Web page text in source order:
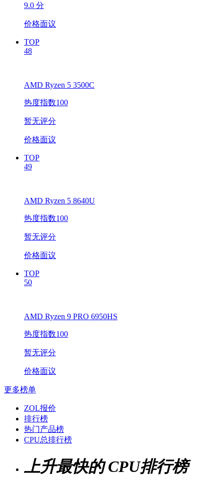
9.0 分
价格面议
TOP
48
AMD Ryzen 5 3500C
热度指数100
暂无评分
价格面议
TOP
49
AMD Ryzen 5 8640U
热度指数100
暂无评分
价格面议
TOP
50
AMD Ryzen 9 PRO 6950HS
热度指数100
暂无评分
价格面议
更多榜单
ZOL报价
排行榜
热门产品榜
CPU总排行榜
上升最快的 CPU排行榜